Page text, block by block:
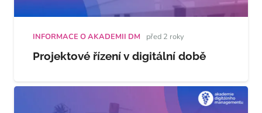
INFORMACE O AKADEMII DM před 2 roky
Projektové řízení v digitální době